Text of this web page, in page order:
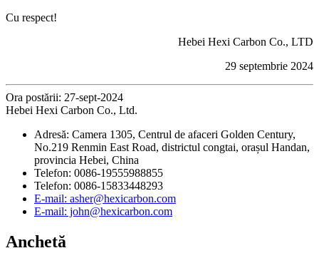
Cu respect!
Hebei Hexi Carbon Co., LTD
29 septembrie 2024
Ora postării: 27-sept-2024
Hebei Hexi Carbon Co., Ltd.
Adresă: Camera 1305, Centrul de afaceri Golden Century,
No.219 Renmin East Road, districtul congtai, orașul Handan,
provincia Hebei, China
Telefon: 0086-19555988855
Telefon: 0086-15833448293
E-mail: asher@hexicarbon.com
E-mail: john@hexicarbon.com
Anchetă